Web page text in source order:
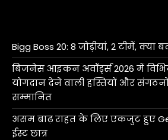
Bigg Boss 20: 8 जोड़ीयां, 2 टीमें, क्या
बिजनेस आइकन अवॉर्ड्स 2026 में
योगदान देने वाली हस्तियों और
सम्मानित
असम बाढ़ राहत के लिए एकजुट हुए
ईस्ट छात्र